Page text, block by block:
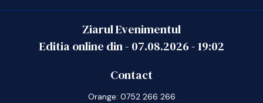
Ziarul Evenimentul
Editia online din - 07.08.2026-19:02
Contact
Orange: 0752 266 266